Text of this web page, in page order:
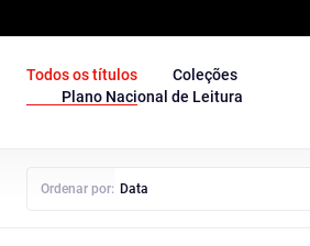
Todos os títulos
Coleções
Plano Nacional de Leitura
Ordenar por: Data